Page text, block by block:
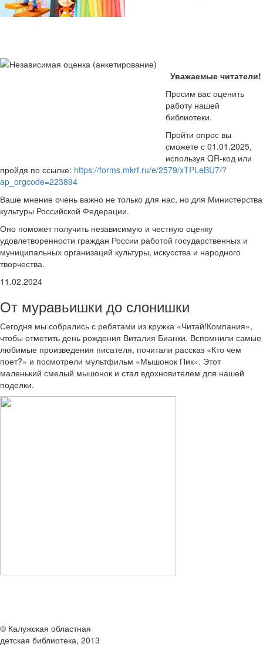
Уважаемые читатели!
Просим вас оценить
работу нашей
библиотеки.
Пройти опрос вы
сможете с 01.01.2025,
используя QR-код или
пройдя по ссылке: https://forms.mkrf.ru/e/2579/xTPLeBU7/?
ap_orgcode=223894
Ваше мнение очень важно не только для нас, но для Министерства
культуры Российской Федерации.
Оно поможет получить независимую и честную оценку
удовлетворенности граждан России работой государственных и
муниципальных организаций культуры, искусства и народного
творчества.
11.02.2024
От муравьишки до слонишки
Сегодня мы собрались с ребятами из кружка «Читай!Компания»,
чтобы отметить день рождения Виталия Бианки. Вспомнили самые
любимые произведения писателя, почитали рассказ «Кто чем
поет?» и посмотрели мультфильм «Мышонок Пик». Этот
маленький смелый мышонок и стал вдохновителем для нашей
поделки.
© Калужская областная
детская библиотека, 2013